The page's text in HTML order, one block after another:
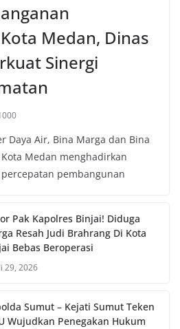
Medan, Dinas
Sinergi
Daya Air, Bina Marga dan Bina
Kota Medan menghadirkan
pembangunan
Pak Kapolres Binjai! Diduga
Resah Judi Brahrang Di Kota
Bebas Beroperasi
29, 2026
Sumut – Kejati Sumut Teken
Wujudkan Penegakan Hukum